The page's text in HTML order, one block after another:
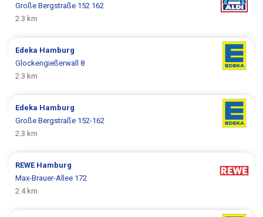
Große Bergstraße 152 162
2.3 km
Edeka Hamburg
Glockengießerwall 8
2.3 km
Edeka Hamburg
Große Bergstraße 152-162
2.3 km
REWE Hamburg
Max-Brauer-Allee 172
2.4 km